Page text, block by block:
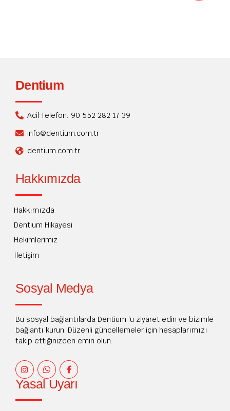
Dentium
Acil Telefon: 90 552 282 17 39
info@dentium.com.tr
dentium.com.tr
Hakkımızda
Hakkımızda
Dentium Hikayesi
Hekimlerimiz
İletişim
Sosyal Medya
Bu sosyal bağlantılarda Dentium ‘u ziyaret edin ve bizimle
bağlantı kurun. Düzenli güncellemeler için hesaplarımızı
takip ettiğinizden emin olun.
Yasal Uyarı